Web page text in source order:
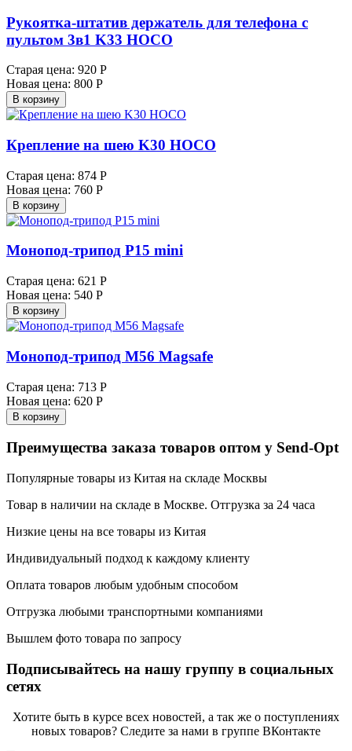
Рукоятка-штатив держатель для телефона с
пультом 3в1 K33 HOCO
Старая цена: 920 Р
Новая цена: 800 Р
В корзину
Крепление на шею K30 HOCO
Старая цена: 874 Р
Новая цена: 760 Р
В корзину
Монопод-трипод P15 mini
Старая цена: 621 Р
Новая цена: 540 Р
В корзину
Монопод-трипод M56 Magsafe
Старая цена: 713 Р
Новая цена: 620 Р
В корзину
Преимущества заказа товаров оптом у Send-Opt
Популярные товары из Китая на складе Москвы
Товар в наличии на складе в Москве. Отгрузка за 24 часа
Низкие цены на все товары из Китая
Индивидуальный подход к каждому клиенту
Оплата товаров любым удобным способом
Отгрузка любыми транспортными компаниями
Вышлем фото товара по запросу
Подписывайтесь на нашу группу в социальных
сетях
Хотите быть в курсе всех новостей, а так же о поступлениях
новых товаров? Следите за нами в группе ВКонтакте